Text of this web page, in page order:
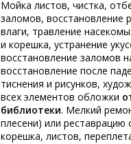
Мойка листов, чистка,
заломов, восстановление
влаги, травление
и корешка, устранение
восстановление заломов
восстановление после
тиснения и рисунков,
всех элементов обложки
библиотеки. Мелкий
плесени) или реставрацию
корешка, листов,